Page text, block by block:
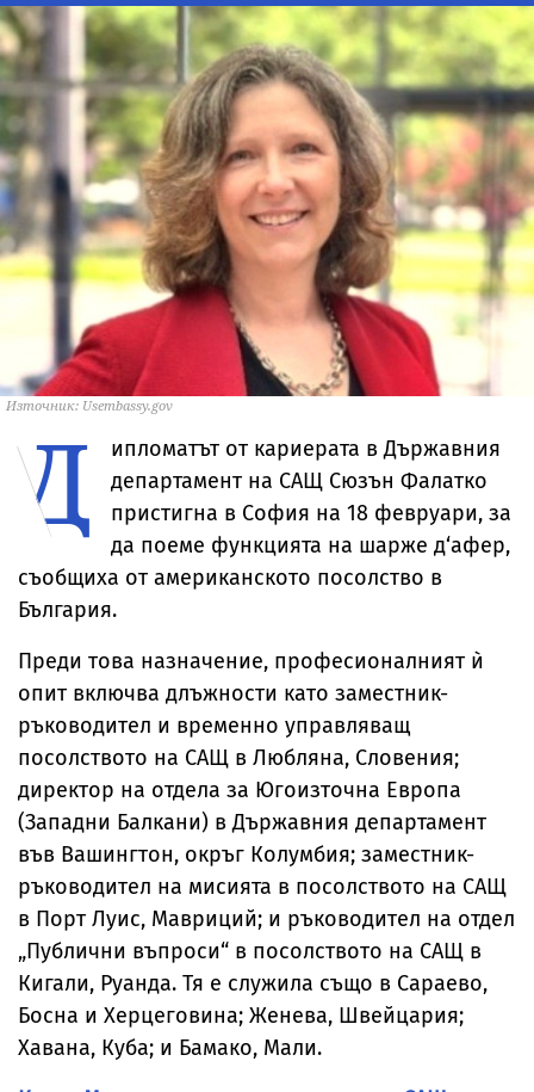
Източник: Usembassy.gov
Д
ипломатът от кариерата в Държавния
департамент на САЩ Сюзън Фалатко
пристигна в София на 18 февруари, за
да поеме функцията на шарже д‘афер,
съобщиха от американското посолство в
България.
Преди това назначение, професионалният ѝ
опит включва длъжности като заместник-
ръководител и временно управляващ
посолството на САЩ в Любляна, Словения;
директор на отдела за Югоизточна Европа
(Западни Балкани) в Държавния департамент
във Вашингтон, окръг Колумбия; заместник-
ръководител на мисията в посолството на САЩ
в Порт Луис, Мавриций; и ръководител на отдел
„Публични въпроси“ в посолството на САЩ в
Кигали, Руанда. Тя е служила също в Сараево,
Босна и Херцеговина; Женева, Швейцария;
Хавана, Куба; и Бамако, Мали.